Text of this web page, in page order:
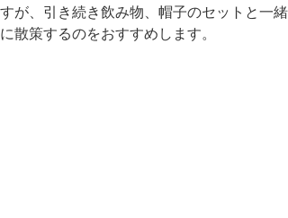
すが、引き続き飲み物、帽子のセットと一緒
に散策するのをおすすめします。